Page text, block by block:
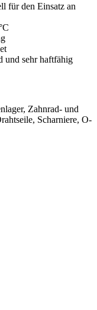
für den Einsatz an
und sehr haftfähig
Zahnrad- und
Scharniere, O-